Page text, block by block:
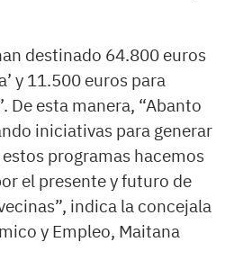
destinado 64.800 euros
y 11.500 euros para
De esta manera, “Abanto
iniciativas para generar
programas hacemos
el presente y futuro de
indica la concejala
y Empleo, Maitana